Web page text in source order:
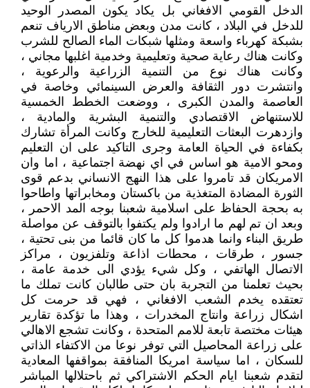
الدخل القومي الافغاني بل يكاد يكون المصدر الوحيد
للدخل في البلاد ، كانت مدن وبعض مناطق الارياف تنعم
بشبكة كهرباء واسعة ومثلها شبكات الماء الصالح للشرب
وكانت هناك رعاية صحية وتعليمية وخدمية اغلبها مجاني ،
وكانت هناك نوع من التنمية الزراعية والرعوية ،
وانتشرت دور الثقافة والعرض السينمائي وخاصة في
العاصمة والمدن الكبرى ، ووضعت الخطط الخمسية
للاستنهاض الاقتصادي والتنمية البشرية والمادية ،
وازدهرت البعثات التعليمية للخارج وكانت المرأة تشارك
بكفاءة في الحياة العامة وجرى التاكيد على ان التعليم
ومحو الامية هو اساس في اي نهضة اجتماعية ، اما وان
الامريكان قد تامروا على هذا النهج الانساني بدعم قوى
الثورة المضادة المتغذية من باكستان ومخابراتها واطاحوا
به بحجة الحفاظ على اسلامية شعبنا بوجه المد الاحمر ،
وبعد ان تم لهم ما ارادوا ولم يكتفوا بالتوقف عن مواصلة
طريق البناء وانما هدموا كل ما كان قائما من بنى تحتية ،
جسور ، طرقات ، محطات اذاعة وتلفزيون ، مراكز
الاتصال الهاتفي ، وكل شيء يؤدي الى خدمة عامة ،
بحيث تعلمنا من التجربة بان حتى طالبان كانت تملك ما
تعتقده يخدم الشعب الافغاني ، فهي قد حرمت كل
اشكال زراعة وانتاج المخدرات ، وهذا ما تؤكدة تقارير
هيئات مختصة تابعة للامم المتحدة ، وكانت تشجع الاهالي
على زراعة المحاصيل التي توفر نوعا من الاكتفاء الذاتي
للسكان ، اما سياسة امريكا المنافقة بمواقفها المعادية
لتقدم شعبنا ايام الحكم الاشتراكي ثم باحتلالها المباشر